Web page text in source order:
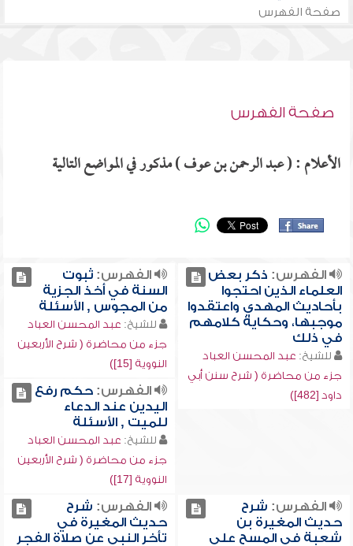
صفحة الفهرس
صفحة الفهرس
الأعلام : ( عبد الرحمن بن عوف ) مذكور في المواضع التالية
الفهرس: ذكر بعض
العلماء الذين احتجوا
بأحاديث المهدي واعتقدوا
موجبها، وحكاية كلامهم
في ذلك
للشيخ: عبد المحسن العباد
جزء من محاضرة ( شرح سنن أبي
داود [482])
الفهرس:ثبوت
السنة في أخذ الجزية
من المجوس , الأسئلة
للشيخ: عبد المحسن العباد
جزء من محاضرة ( شرح الأربعين
النووية [15])
الفهرس:حكم رفع
اليدين عند الدعاء
للميت , الأسئلة
للشيخ: عبد المحسن العباد
جزء من محاضرة ( شرح الأربعين
النووية [17])
الفهرس: شرح
حديث المغيرة بن
شعبة في المسح على
الفهرس: شرح
حديث المغيرة في
تأخر النبي عن صلاة الفجر